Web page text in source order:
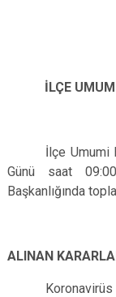
İLÇE
İlçe Umumi
Günü saat
Başkanlığında
ALINAN